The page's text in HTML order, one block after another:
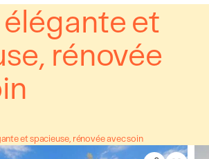
et
rénovée
et spacieuse, rénovée avec soin